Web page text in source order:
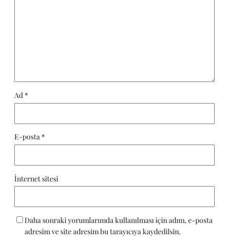
Ad *
E-posta *
İnternet sitesi
Daha sonraki yorumlarımda kullanılması için adım, e-posta
adresim ve site adresim bu tarayıcıya kaydedilsin.